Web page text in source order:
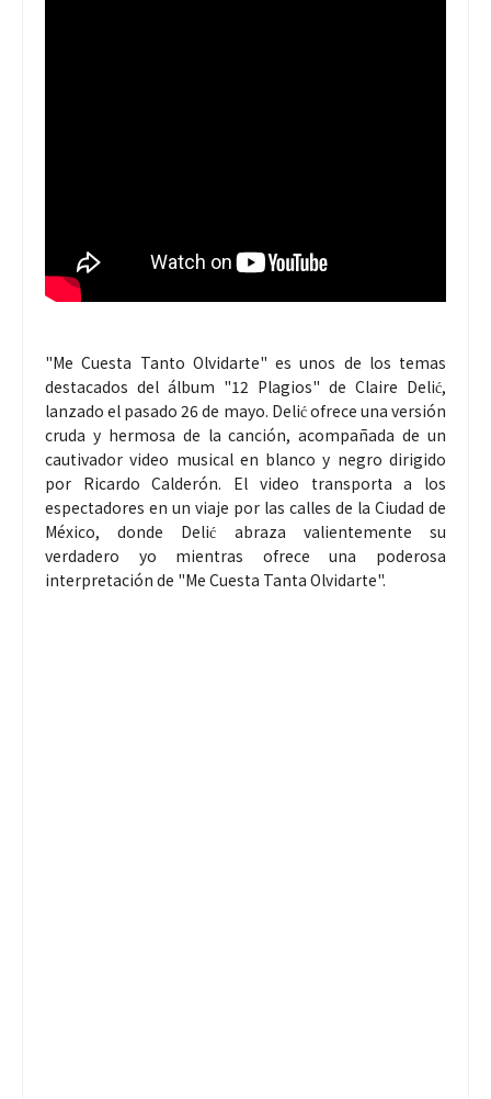
"Me Cuesta Tanto Olvidarte" es unos de los temas
destacados del álbum "12 Plagios" de Claire Delić,
lanzado el pasado 26 de mayo. Delić ofrece una versión
cruda y hermosa de la canción, acompañada de un
cautivador video musical en blanco y negro dirigido
por Ricardo Calderón. El video transporta a los
espectadores en un viaje por las calles de la Ciudad de
México, donde Delić abraza valientemente su
verdadero yo mientras ofrece una poderosa
interpretación de "Me Cuesta Tanta Olvidarte".